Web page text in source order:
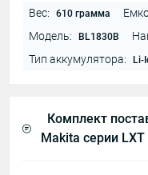
Вес: 610 грамма
Модель: BL1830B
Тип аккумулятора: Li-
Комплект
Makita серии LXT